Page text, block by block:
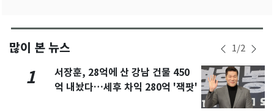
많이 본 뉴스 1/2
1
서장훈, 28억에 산 강남 건물 450
억 내놨다…세후 차익 280억 '잭팟'